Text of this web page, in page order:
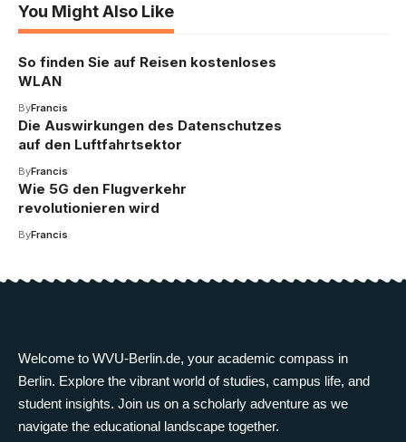
You Might Also Like
So finden Sie auf Reisen kostenloses
WLAN
ByFrancis
Die Auswirkungen des Datenschutzes
auf den Luftfahrtsektor
ByFrancis
Wie 5G den Flugverkehr
revolutionieren wird
ByFrancis
Welcome to WVU-Berlin.de, your academic compass in
Berlin. Explore the vibrant world of studies, campus life, and
student insights. Join us on a scholarly adventure as we
navigate the educational landscape together.